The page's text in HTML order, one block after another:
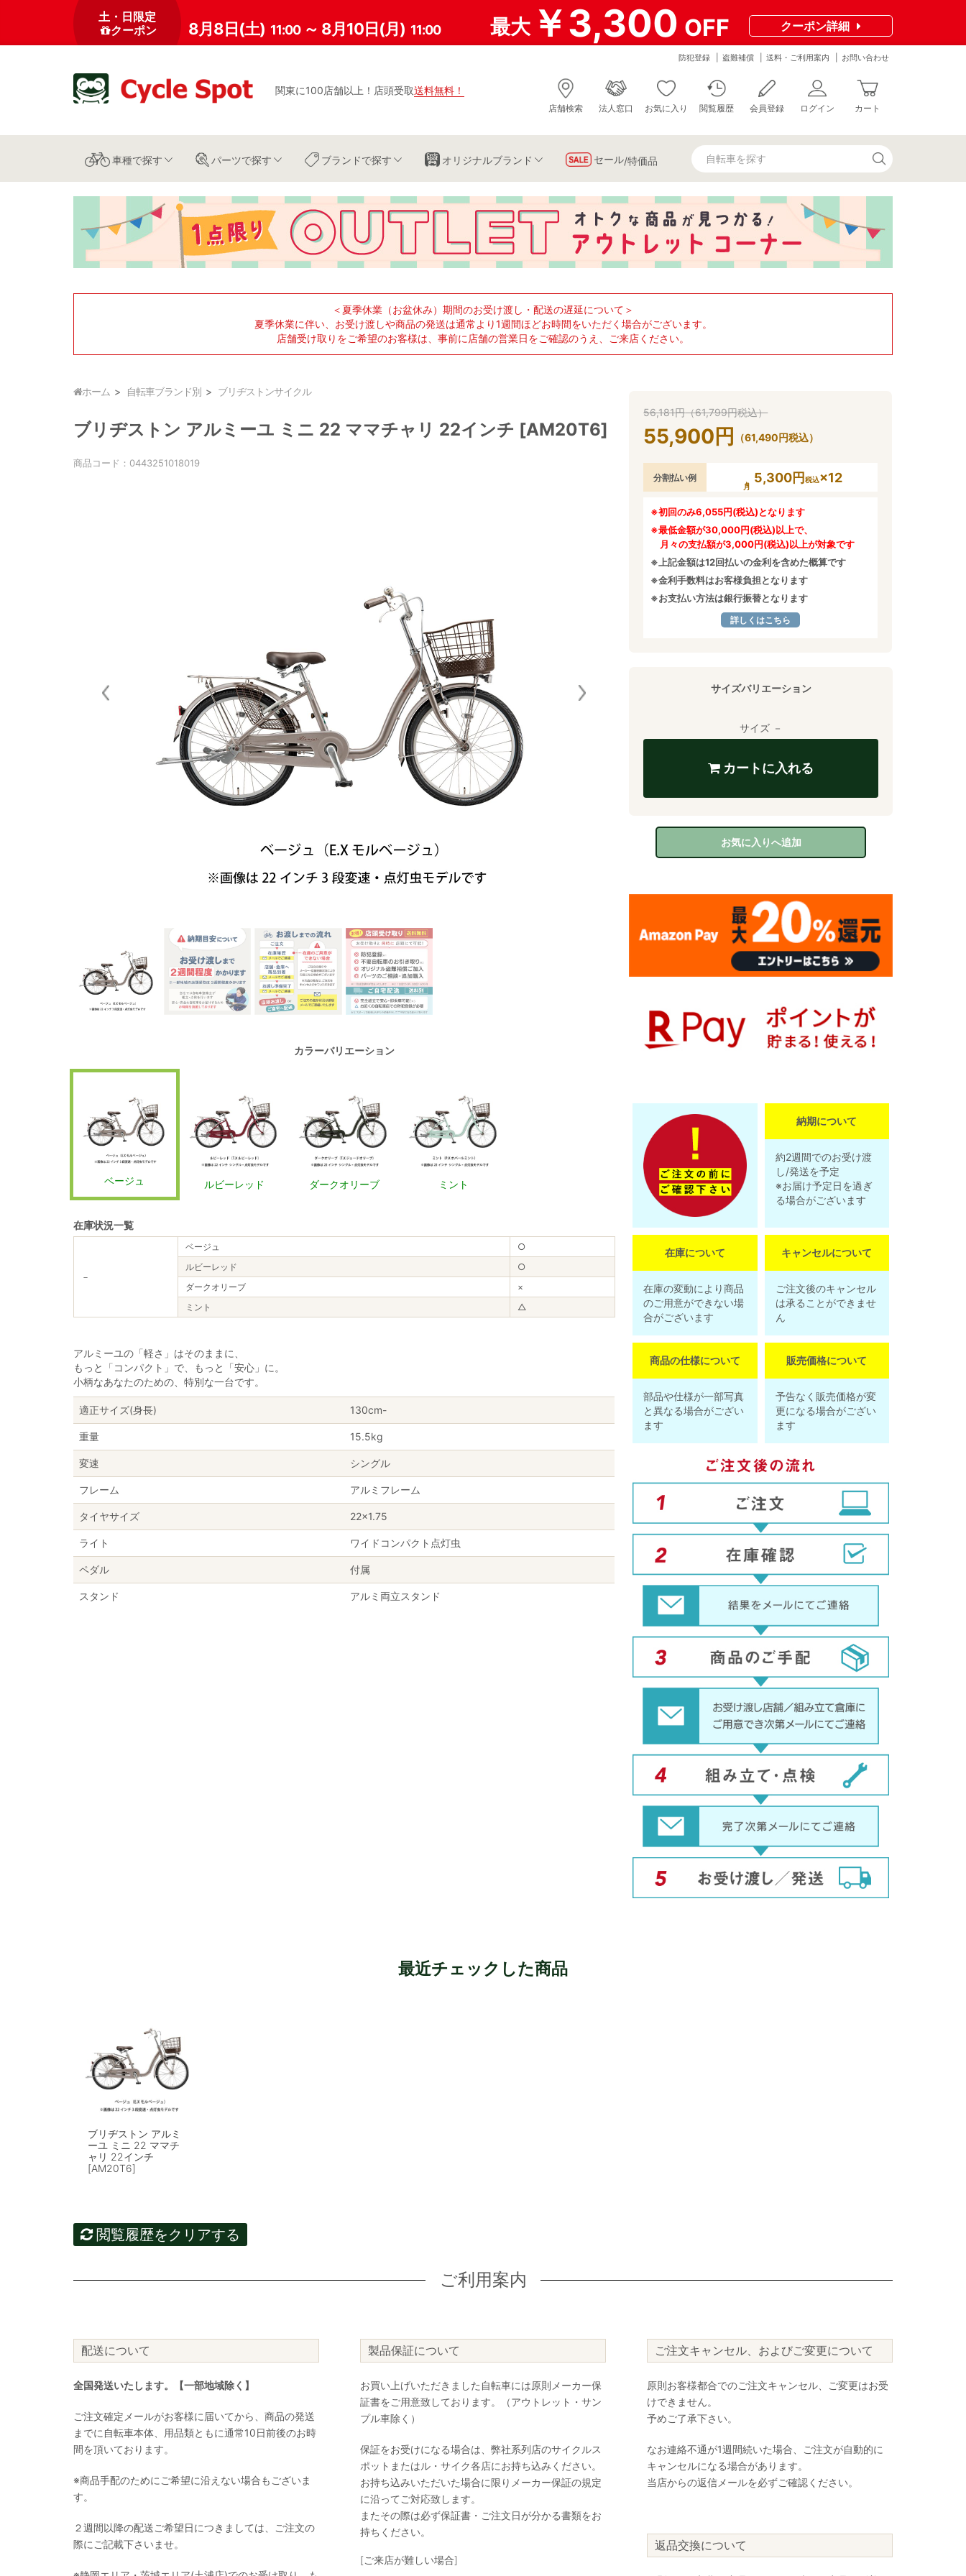
土・日限定
クーポン
8月8日(土) 11:00 ～ 8月10日(月) 11:00 最大￥3,300 OFF クーポン詳細
関東に100店舗以上 ！ 店頭受取送料無料 ！
防犯登録 盗難補償 送料・ご利用案内 お問い合わせ
店舗検索 法人窓口 お気に入り 閲覧履歴 会員登録 ログイン カート
車種で探す パーツで探す ブランドで探す オリジナルブランド セール/特価品
＜夏季休業（お盆休み）期間のお受け渡し・配送の遅延について＞
夏季休業に伴い、お受け渡しや商品の発送は通常より1週間ほどお時間をいただく場合がございます。
店舗受け取りをご希望のお客様は、事前に店舗の営業日をご確認のうえ、ご来店ください。
ホーム 自転車ブランド別 ブリヂストンサイクル
ブリヂストン アルミーユ ミニ 22 ママチャリ 22インチ [AM20T6]
商品コード： 0443251018019
カラーバリエーション
ベージュ ルビーレッド ダークオリーブ ミント
在庫状況一覧
－
ベージュ
○
ルビーレッド
○
ダークオリーブ
×
ミント
△
アルミーユの「軽さ」はそのままに、
もっと「コンパクト」で、もっと「安心」に。
小柄なあなたのための、特別な一台です。
適正サイズ(身長) 130cm-
重量 15.5kg
変速 シングル
フレーム アルミフレーム
タイヤサイズ 22×1.75
ライト ワイドコンパクト点灯虫
ペダル 付属
スタンド アルミ両立スタンド
56,181円（61,799円税込）
55,900 円 （61,490円税込）
分割払い例 5,300円税込×12
※初回のみ6,055円(税込)となります
※最低金額が30,000円(税込)以上で、
月々の支払額が3,000円(税込)以上が対象です
※上記金額は12回払いの金利を含めた概算です
※金利手数料はお客様負担となります
※お支払い方法は銀行振替となります
詳しくはこちら
サイズバリエーション
サイズ －
カートに入れる
お気に入りへ追加
納期について
約2週間でのお受け渡
し/発送を予定
※お届け予定日を過ぎ
る場合がございます
在庫について
在庫の変動により商品
のご用意ができない場
合がございます
キャンセルについて
ご注文後のキャンセル
は承ることができませ
ん
商品の仕様について
部品や仕様が一部写真
と異なる場合がござい
ます
販売価格について
予告なく販売価格が変
更になる場合がござい
ます
最近チェックした商品
ブリヂストン アルミ
ーユ ミニ 22 ママチ
ャリ 22インチ
[AM20T6]
閲覧履歴をクリアする
ご利用案内
配送について
全国発送いたします。【一部地域除く】
ご注文確定メールがお客様に届いてから、商品の発送
までに自転車本体、用品類ともに通常10日前後のお時
間を頂いております。
※商品手配のためにご希望に沿えない場合もございま
す。
２週間以降の配送ご希望日につきましては、ご注文の
際にご記載下さいませ。
製品保証について
お買い上げいただきました自転車には原則メーカー保
証書をご用意致しております。（アウトレット・サン
プル車除く）
保証をお受けになる場合は、弊社系列店のサイクルス
ポットまたはル・サイク各店にお持ち込みください。
お持ち込みいただいた場合に限りメーカー保証の規定
に沿ってご対応致します。
またその際は必ず保証書・ご注文日が分かる書類をお
持ちください。
[ご来店が難しい場合]
ご注文キャンセル、およびご変更について
原則お客様都合でのご注文キャンセル、ご変更はお受
けできません。
予めご了承下さい。
なお連絡不通が1週間続いた場合、ご注文が自動的に
キャンセルになる場合があります。
当店からの返信メールを必ずご確認ください。
返品交換について